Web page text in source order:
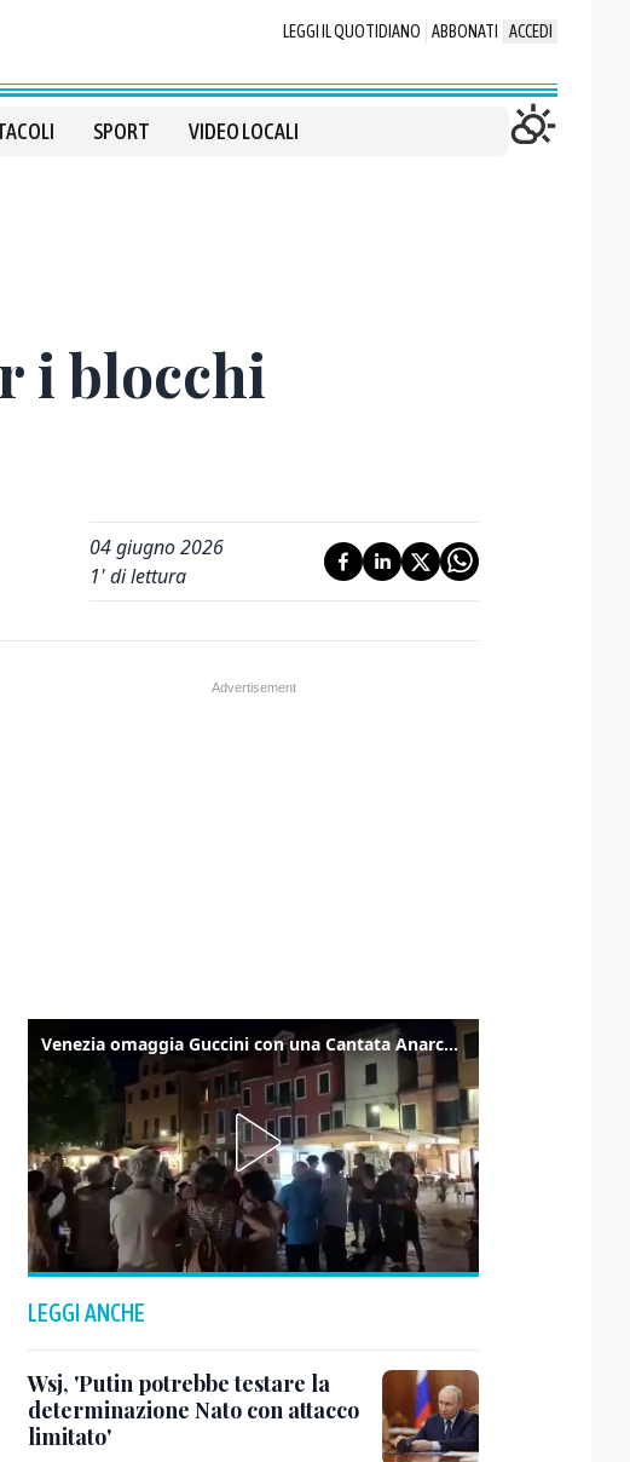
LEGGI IL QUOTIDIANO ABBONATI ACCEDI
SPORT VIDEO LOCALI
i blocchi
04 giugno 2026
1' di lettura
Venezia omaggia Guccini con una Cantata Anarchica in campo Santa Margherita
LEGGI ANCHE
Wsj, 'Putin potrebbe testare la
determinazione Nato con attacco
limitato'